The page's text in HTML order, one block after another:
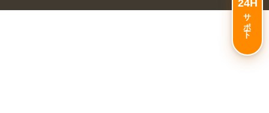
24H
サポート